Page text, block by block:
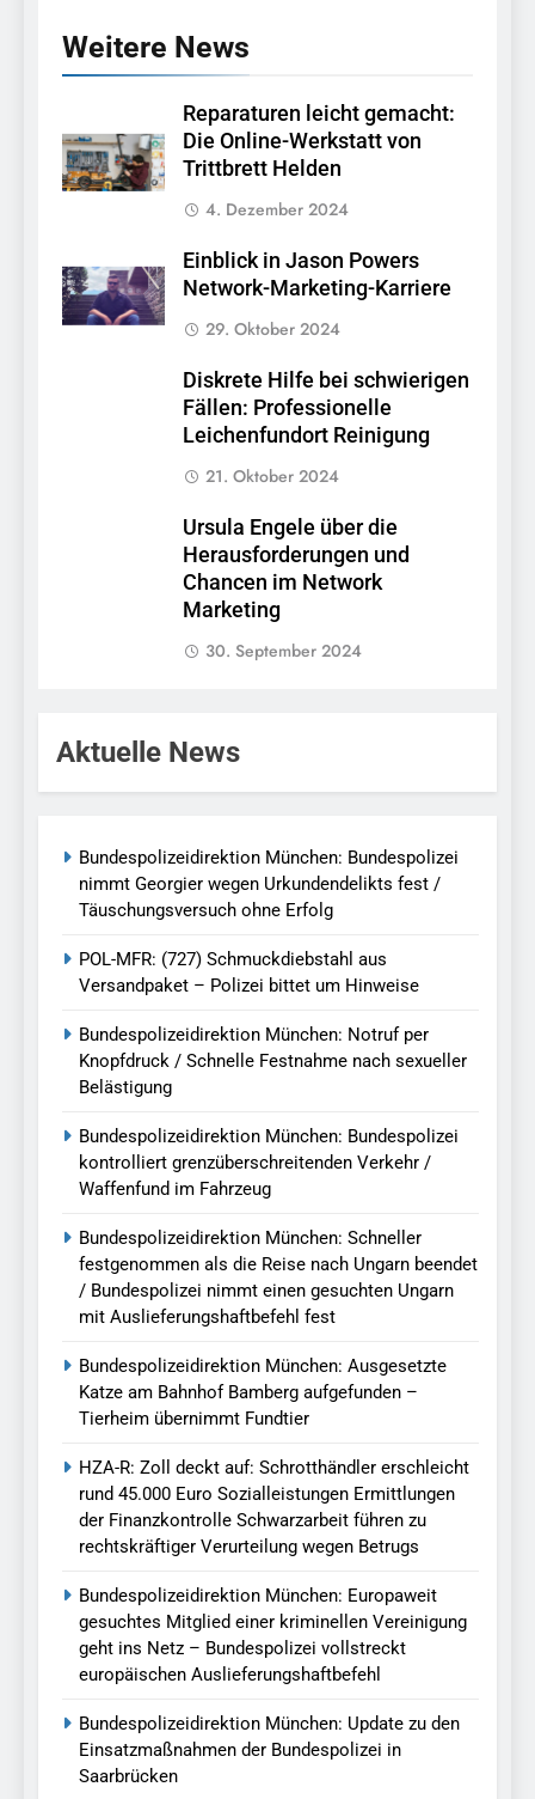
Weitere News
Reparaturen leicht gemacht:
Die Online-Werkstatt von
Trittbrett Helden
4. Dezember 2024
Einblick in Jason Powers
Network-Marketing-Karriere
29. Oktober 2024
Diskrete Hilfe bei schwierigen
Fällen: Professionelle
Leichenfundort Reinigung
21. Oktober 2024
Ursula Engele über die
Herausforderungen und
Chancen im Network
Marketing
30. September 2024
Aktuelle News
Bundespolizeidirektion München: Bundespolizei
nimmt Georgier wegen Urkundendelikts fest /
Täuschungsversuch ohne Erfolg
POL-MFR: (727) Schmuckdiebstahl aus
Versandpaket – Polizei bittet um Hinweise
Bundespolizeidirektion München: Notruf per
Knopfdruck / Schnelle Festnahme nach sexueller
Belästigung
Bundespolizeidirektion München: Bundespolizei
kontrolliert grenzüberschreitenden Verkehr /
Waffenfund im Fahrzeug
Bundespolizeidirektion München: Schneller
festgenommen als die Reise nach Ungarn beendet
/ Bundespolizei nimmt einen gesuchten Ungarn
mit Auslieferungshaftbefehl fest
Bundespolizeidirektion München: Ausgesetzte
Katze am Bahnhof Bamberg aufgefunden –
Tierheim übernimmt Fundtier
HZA-R: Zoll deckt auf: Schrotthändler erschleicht
rund 45.000 Euro Sozialleistungen Ermittlungen
der Finanzkontrolle Schwarzarbeit führen zu
rechtskräftiger Verurteilung wegen Betrugs
Bundespolizeidirektion München: Europaweit
gesuchtes Mitglied einer kriminellen Vereinigung
geht ins Netz – Bundespolizei vollstreckt
europäischen Auslieferungshaftbefehl
Bundespolizeidirektion München: Update zu den
Einsatzmaßnahmen der Bundespolizei in
Saarbrücken